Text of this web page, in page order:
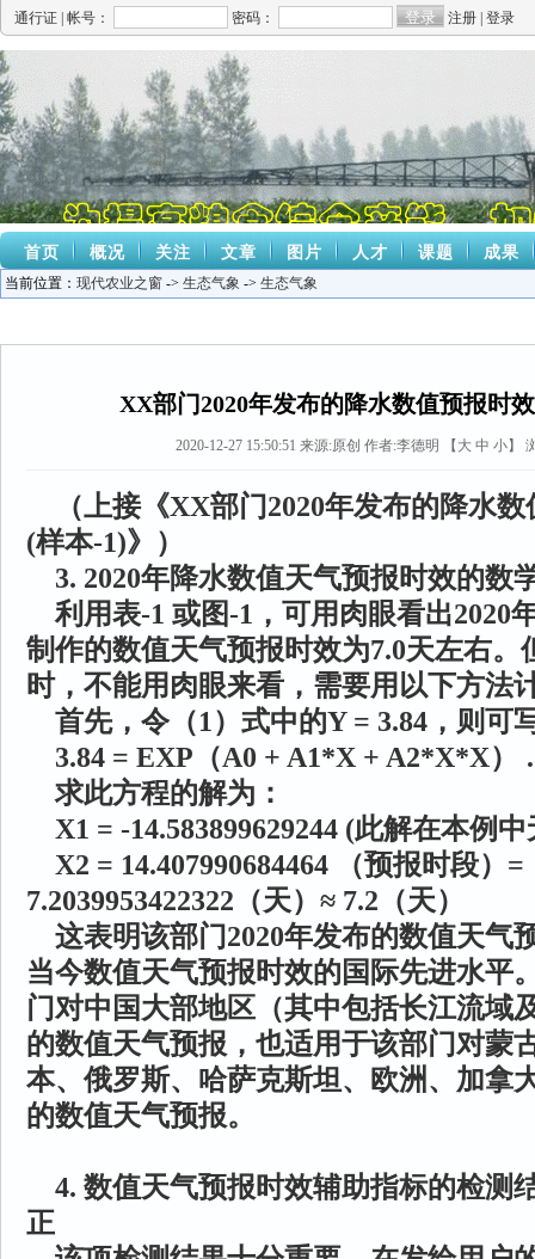
通行证 | 帐号： 密码： 注册 登录
首页 概况 关注 文章 图片 人才 课题 成果
当前位置： 现代农业之窗 -> 生态气象 -> 生态气象
XX部门2020年发布的降水数值预报时
2020-12-27 15:50:51 来源:原创 作者:李德明 【 大 中 小】
（上接《XX部门2020年发布的降水数
(样本-1)》）
3. 2020年降水数值天气预报时效的数
利用表-1 或图-1，可用肉眼看出2020
制作的数值天气预报时效为7.0天左右。
时，不能用肉眼来看，需要用以下方法
首先，令（1）式中的Y = 3.84，则可
3.84 = EXP（A0 + A1*X + A2*X*X
求此方程的解为：
X1 = -14.583899629244 (此解在本例
X2 = 14.407990684464 （预报时段）=
7.2039953422322（天）≈ 7.2（天）
这表明该部门2020年发布的数值天气
当今数值天气预报时效的国际先进水平
门对中国大部地区（其中包括长江流域
的数值天气预报，也适用于该部门对蒙
本、俄罗斯、哈萨克斯坦、欧洲、加拿
的数值天气预报。
4. 数值天气预报时效辅助指标的检测
正